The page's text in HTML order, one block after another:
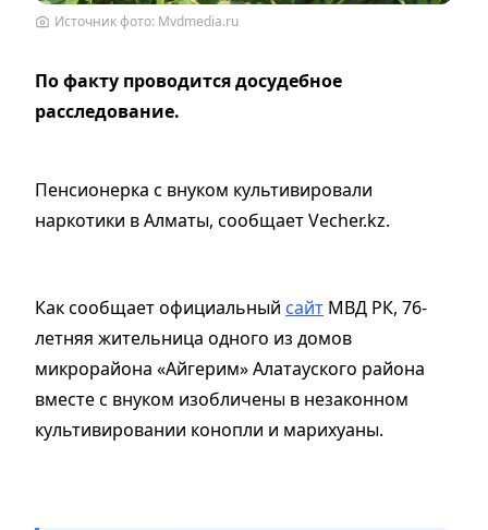
Источник фото: Mvdmedia.ru
По факту проводится досудебное
расследование.
Пенсионерка с внуком культивировали
наркотики в Алматы, сообщает Vecher.kz.
Как сообщает официальный сайт МВД РК, 76-
летняя жительница одного из домов
микрорайона «Айгерим» Алатауского района
вместе с внуком изобличены в незаконном
культивировании конопли и марихуаны.